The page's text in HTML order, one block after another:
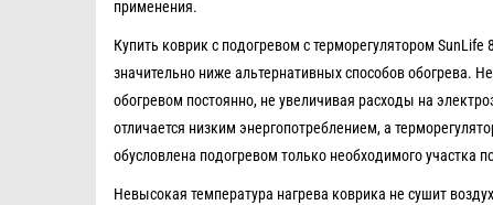
применения.
Купить коврик с подогревом с терморегулятором
значительно ниже альтернативных способов обогрева.
обогревом постоянно, не увеличивая расходы на
отличается низким энергопотреблением, а
обусловлена подогревом только необходимого участка
Невысокая температура нагрева коврика не сушит